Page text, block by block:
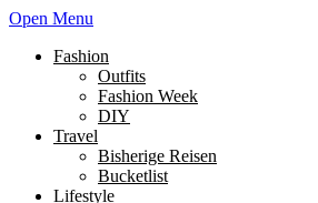
Open Menu
Fashion
Outfits
Fashion Week
DIY
Travel
Bisherige Reisen
Bucketlist
Lifestyle